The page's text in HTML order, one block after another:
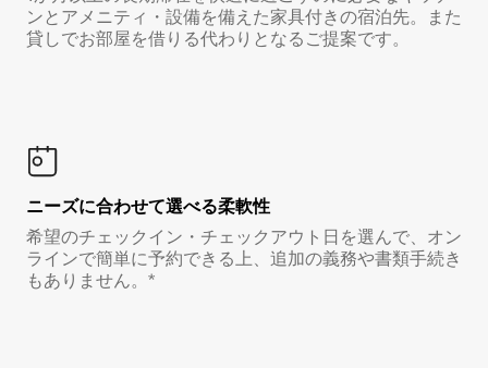
ンとアメニティ・設備を備えた家具付きの宿泊先。また
貸しでお部屋を借りる代わりとなるご提案です。
ニーズに合わせて選べる柔軟性
希望のチェックイン・チェックアウト日を選んで、オン
ラインで簡単に予約できる上、追加の義務や書類手続き
もありません。*